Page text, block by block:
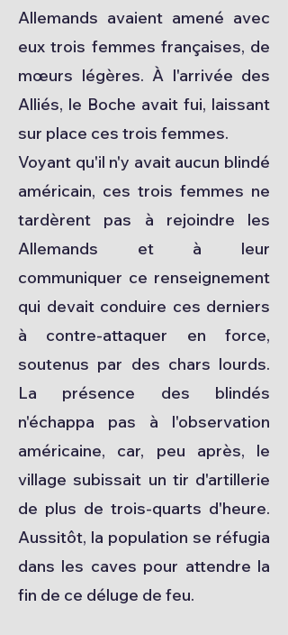
Allemands avaient amené avec
eux trois femmes françaises, de
mœurs légères. À l'arrivée des
Alliés, le Boche avait fui, laissant
sur place ces trois femmes.
Voyant qu'il n'y avait aucun blindé
américain, ces trois femmes ne
tardèrent pas à rejoindre les
Allemands et à leur
communiquer ce renseignement
qui devait conduire ces derniers
à contre-attaquer en force,
soutenus par des chars lourds.
La présence des blindés
n'échappa pas à l'observation
américaine, car, peu après, le
village subissait un tir d'artillerie
de plus de trois-quarts d'heure.
Aussitôt, la population se réfugia
dans les caves pour attendre la
fin de ce déluge de feu.